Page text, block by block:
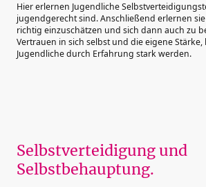
Hier erlernen Jugendliche
jugendgerecht sind. Anschließend erlernen
richtig einzuschätzen und sich dann auch zu
Vertrauen in sich selbst und die eigene Stärke,
Jugendliche durch Erfahrung stark werden.
Selbstverteidigung und
Selbstbehauptung.